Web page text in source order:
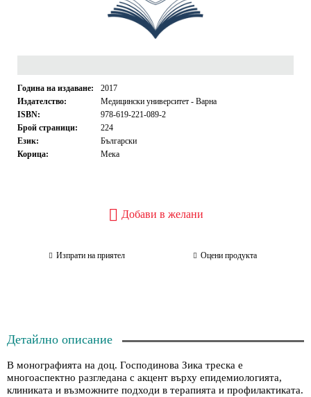
Година на издаване:
2017
Издателство:
Медицински университет - Варна
ISBN:
978-619-221-089-2
Брой страници:
224
Език:
Български
Корица:
Мека
Добави в желани
Изпрати на приятел Оцени продукта
Детайлно описание
В монографията на доц. Господинова Зика треска е
многоаспектно разгледана с акцент върху епидемиологията,
клиниката и възможните подходи в терапията и профилактиката.